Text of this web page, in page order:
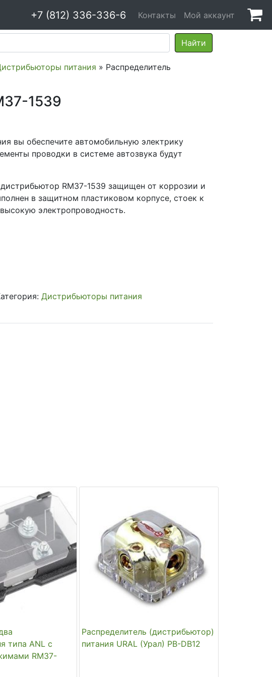
+7 (812) 336-336-6 Контакты Мой аккаунт
питания » Распределитель
1539
вы обеспечите автомобильную электрику
проводки в системе автозвука будут
RM37-1539 защищен от коррозии и
в защитном пластиковом корпусе, стоек к
электропроводность.
Дистрибьюторы питания
типа ANL с
RM37-
Распределитель (дистрибьютор)
питания URAL (Урал) PB-DB12